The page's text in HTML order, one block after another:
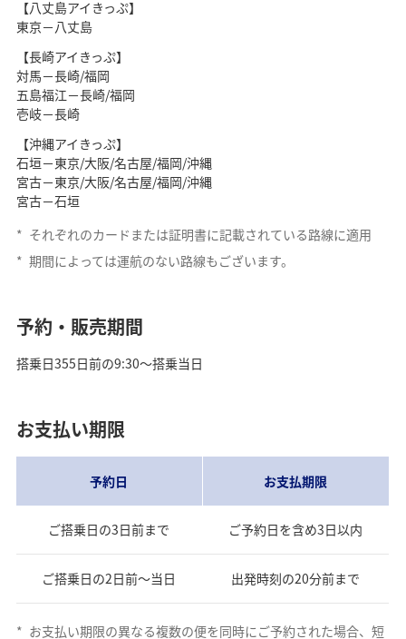
【八丈島アイきっぷ】
東京－八丈島
【長崎アイきっぷ】
対馬－長崎/福岡
五島福江－長崎/福岡
壱岐－長崎
【沖縄アイきっぷ】
石垣－東京/大阪/名古屋/福岡/沖縄
宮古－東京/大阪/名古屋/福岡/沖縄
宮古－石垣
* それぞれのカードまたは証明書に記載されている路線に適用
* 期間によっては運航のない路線もございます。
予約・販売期間
搭乗日355日前の9:30～搭乗当日
お支払い期限
予約日 お支払期限
ご搭乗日の3日前まで ご予約日を含め3日以内
ご搭乗日の2日前～当日 出発時刻の20分前まで
* お支払い期限の異なる複数の便を同時にご予約された場合、短